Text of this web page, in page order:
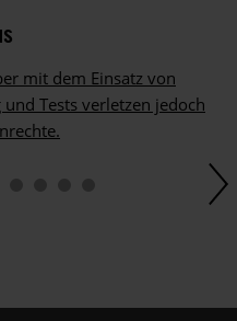
mit dem Einsatz von
Tests verletzen jedoch